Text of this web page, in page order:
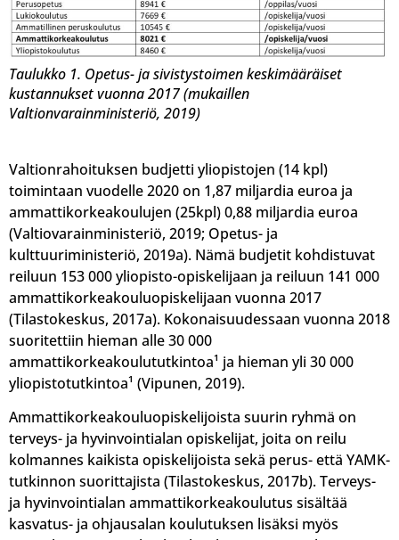
Taulukko 1. Opetus- ja sivistystoimen keskimääräiset
kustannukset vuonna 2017 (mukaillen
Valtionvarainministeriö, 2019)
Valtionrahoituksen budjetti yliopistojen (14 kpl)
toimintaan vuodelle 2020 on 1,87 miljardia euroa ja
ammattikorkeakoulujen (25kpl) 0,88 miljardia euroa
(Valtiovarainministeriö, 2019; Opetus- ja
kulttuuriministeriö, 2019a). Nämä budjetit kohdistuvat
reiluun 153 000 yliopisto-opiskelijaan ja reiluun 141 000
ammattikorkeakouluopiskelijaan vuonna 2017
(Tilastokeskus, 2017a). Kokonaisuudessaan vuonna 2018
suoritettiin hieman alle 30 000
ammattikorkeakoulututkintoa¹ ja hieman yli 30 000
yliopistotutkintoa¹ (Vipunen, 2019).
Ammattikorkeakouluopiskelijoista suurin ryhmä on
terveys- ja hyvinvointialan opiskelijat, joita on reilu
kolmannes kaikista opiskelijoista sekä perus- että YAMK-
tutkinnon suorittajista (Tilastokeskus, 2017b). Terveys-
ja hyvinvointialan ammattikorkeakoulutus sisältää
kasvatus- ja ohjausalan koulutuksen lisäksi myös